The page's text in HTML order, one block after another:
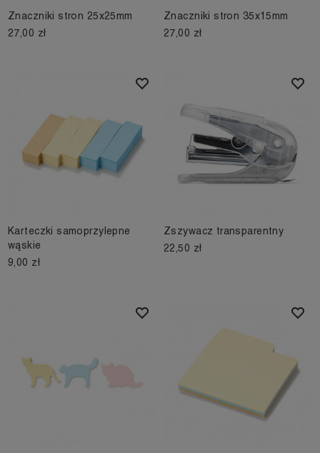
Znaczniki stron 25x25mm
27,00 zł
Znaczniki stron 35x15mm
27,00 zł
Karteczki samoprzylepne
wąskie
9,00 zł
Zszywacz transparentny
22,50 zł